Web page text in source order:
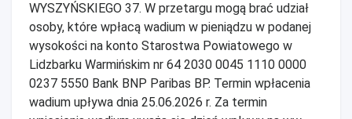
WYSZYŃSKIEGO 37. W przetargu mogą brać udział
osoby, które wpłacą wadium w pieniądzu w podanej
wysokości na konto Starostwa Powiatowego w
Lidzbarku Warmińskim nr 64 2030 0045 1110 0000
0237 5550 Bank BNP Paribas BP. Termin wpłacenia
wadium upływa dnia 25.06.2026 r. Za termin